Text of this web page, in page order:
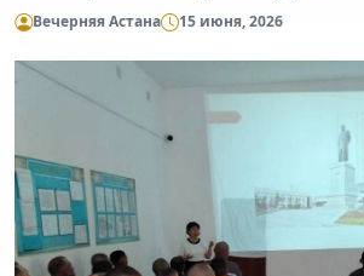
Вечерняя Астана 15 июня, 2026